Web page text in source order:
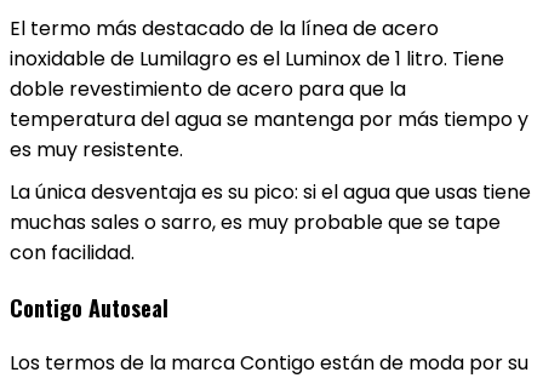
El termo más destacado de la línea de acero
inoxidable de Lumilagro es el Luminox de 1 litro. Tiene
doble revestimiento de acero para que la
temperatura del agua se mantenga por más tiempo y
es muy resistente.
La única desventaja es su pico: si el agua que usas tiene
muchas sales o sarro, es muy probable que se tape
con facilidad.
Contigo Autoseal
Los termos de la marca Contigo están de moda por su